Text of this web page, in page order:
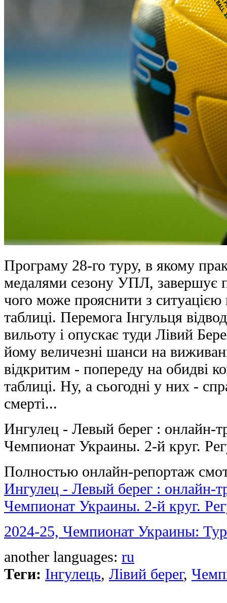
Програму 28-го туру, в якому
медалями сезону УПЛ, завершує
чого може прояснити з ситуацією
таблиці. Перемога Інгульця
вильоту і опускає туди Лівий
йому величезні шанси на
відкритим - попереду на обидві
таблиці. Ну, а сьогодні у них -
смерті...
Ингулец - Левый берег : онлайн-
Чемпионат Украины. 2-й круг.
Полностью онлайн-репортаж
Ингулец - Левый берег : онлайн-
Чемпионат Украины. 2-й круг.
2024-25, Чемпионат Украины:
another languages: ru
Теги: Інгулець, Лівий берег,